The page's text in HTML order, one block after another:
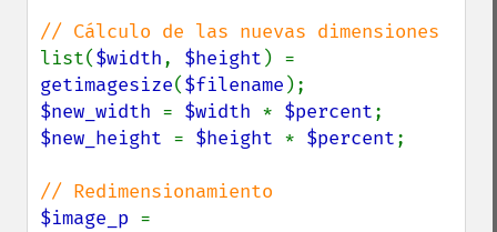
list($width, $height
getimagesize($filename
$new_width = $width * $percent
$new_height = $height * $percent;
$image_p